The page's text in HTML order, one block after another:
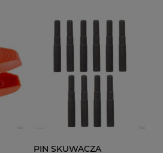
PIN SKUWACZA